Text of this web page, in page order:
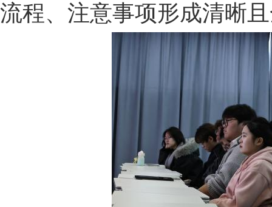
流程、注意事项形成清晰